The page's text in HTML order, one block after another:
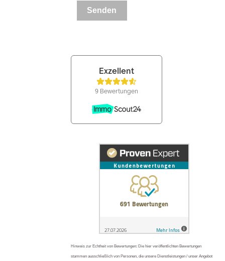
Senden
Hinweis zur Echtheit von Bewertungen: Die hier veröffentlichten Bewertungen
stammen ausschließlich von Personen, die unsere Dienstleistungen / unser Angebot